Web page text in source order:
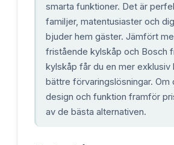
smarta funktioner. Det är
familjer, matentusiaster och
bjuder hem gäster. Jämfört
fristående kylskåp och Bosch
kylskåp får du en mer exklusiv
bättre förvaringslösningar. Om
design och funktion framför
av de bästa alternativen.